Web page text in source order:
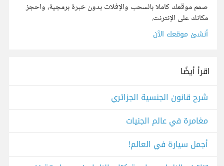
صمم موقعك كاملا بالسحب والإفلات بدون خبرة برمجية، واحجز
مكانك على الإنترنت.
أنشئ موقعك الآن
اقرأ أيضًا
شرح قانون الجنسية الجزائري
مغامرة في عالم الجنيات
أجمل سيارة في العالم!